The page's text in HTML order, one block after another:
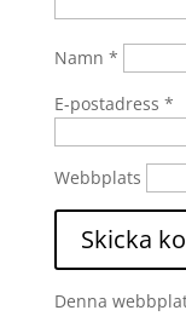
Namn *
E-postadress *
Webbplats
Denna